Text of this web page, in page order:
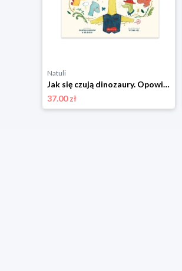
Natuli
Jak się czują dinozaury. Opowieści 5 minut przed snem Harper colins / harper kids
37.00 zł